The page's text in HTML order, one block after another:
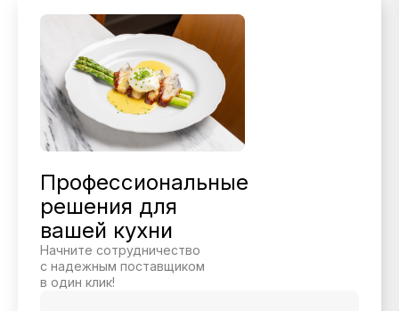
Профессиональные
решения для
вашей кухни
Начните сотрудничество
с надежным поставщиком
в один клик!